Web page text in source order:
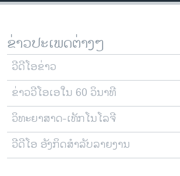
ລາຍການກະຈາຍສຽງ
ລາຍງານ
ຕິດຕາມພວກເຮົາ ທີ່
ພາສາຕ່າງໆ
ຂ່າວປະເພດຕ່າງໆ
ວີດີໂອຂ່າວ
ຂ່າວວີໂອເອໃນ 60 ວິນາທີ
ວິທະຍາສາດ-ເທັກໂນໂລຈີ
ວີດີໂອ ອັງກິດສຳລັບລາຍງານ